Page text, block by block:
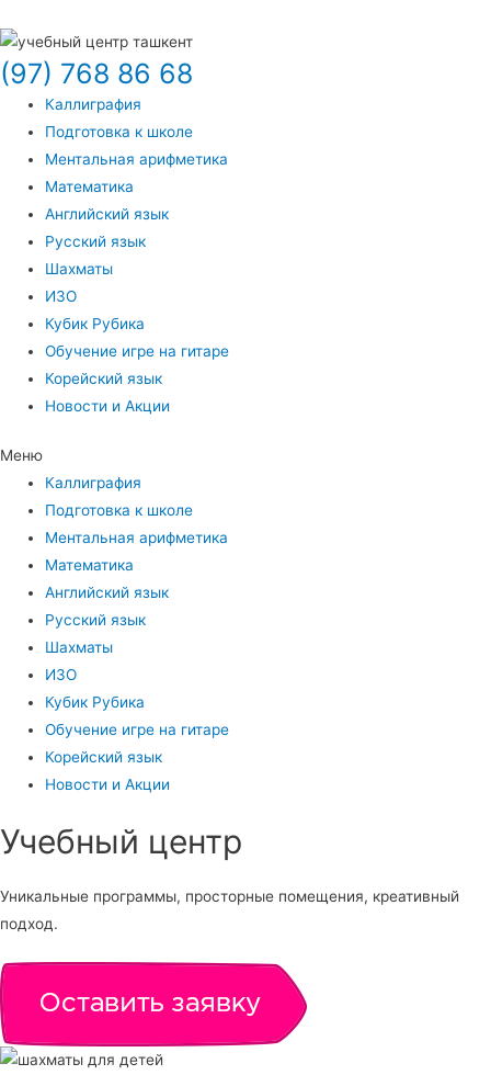
(97) 768 86 68
Каллиграфия
Подготовка к школе
Ментальная арифметика
Математика
Английский язык
Русский язык
Шахматы
ИЗО
Кубик Рубика
Обучение игре на гитаре
Корейский язык
Новости и Акции
Меню
Каллиграфия
Подготовка к школе
Ментальная арифметика
Математика
Английский язык
Русский язык
Шахматы
ИЗО
Кубик Рубика
Обучение игре на гитаре
Корейский язык
Новости и Акции
Учебный центр​
Уникальные программы, просторные помещения, креативный
подход.